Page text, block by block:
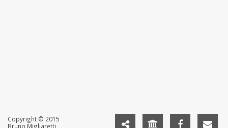
Copyright © 2015
Bruno Migliaretti